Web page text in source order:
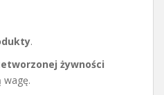
.
żywności
wagę.